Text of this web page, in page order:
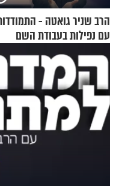
הרב שניר גואטה -
עם נפילות בעבודת השם